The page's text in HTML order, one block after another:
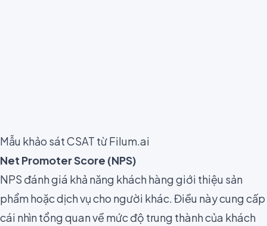
Mẫu khảo sát CSAT từ Filum.ai
Net Promoter Score (NPS)
NPS đánh giá khả năng khách hàng giới thiệu sản
phẩm hoặc dịch vụ cho người khác. Điều này cung cấp
cái nhìn tổng quan về mức độ trung thành của khách